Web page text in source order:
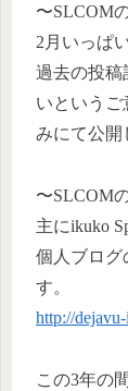
〜SLCOM
2月いっぱ
過去の投稿
いという
みにて公開
〜SLCOM
主にikuko
個人ブログ
す。
http://
この3年の